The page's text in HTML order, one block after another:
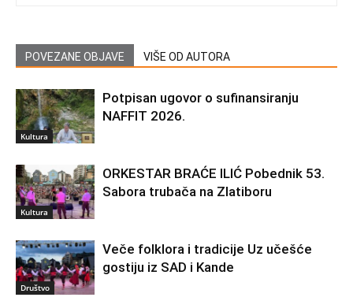
POVEZANE OBJAVE VIŠE OD AUTORA
Kultura
Potpisan ugovor o sufinansiranju
NAFFIT 2026.
Kultura
ORKESTAR BRAĆE ILIĆ Pobednik 53.
Sabora trubača na Zlatiboru
Društvo
Veče folklora i tradicije Uz učešće
gostiju iz SAD i Kande